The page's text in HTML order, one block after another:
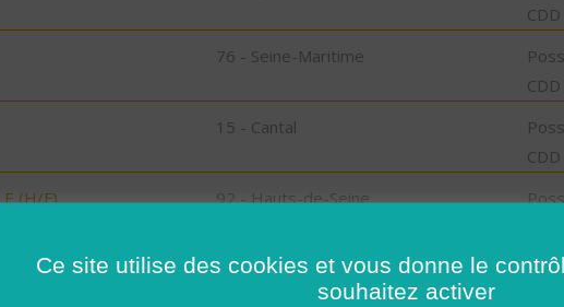
CDD
76 - Seine-Maritime
CDD
15 - Cantal
CDD
(H/F) 92 - Hauts-de-Seine
SOCIALE ET
91 - Essonne
Ce site utilise des cookies et vous donne le
souhaitez activer